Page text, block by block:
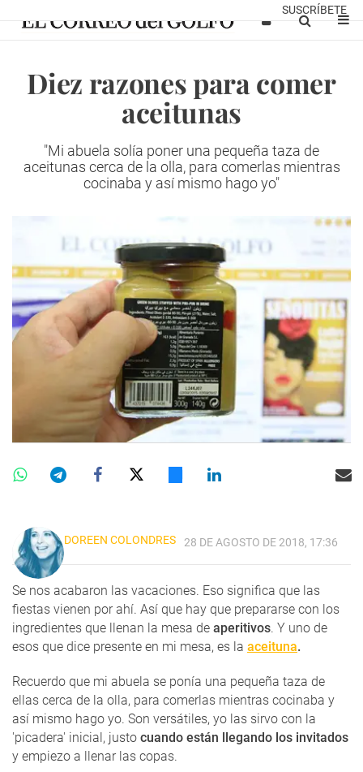
SUSCRÍBETE
Diez razones para comer
aceitunas
"Mi abuela solía poner una pequeña taza de
aceitunas cerca de la olla, para comerlas mientras
cocinaba y así mismo hago yo"
DOREEN COLONDRES 28 DE AGOSTO DE 2018, 17:36
Se nos acabaron las vacaciones. Eso significa que las
fiestas vienen por ahí. Así que hay que prepararse con los
ingredientes que llenan la mesa de aperitivos. Y uno de
esos que dice presente en mi mesa, es la aceituna.
Recuerdo que mi abuela se ponía una pequeña taza de
ellas cerca de la olla, para comerlas mientras cocinaba y
así mismo hago yo. Son versátiles, yo las sirvo con la
'picadera' inicial, justo cuando están llegando los invitados
y empiezo a llenar las copas.